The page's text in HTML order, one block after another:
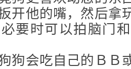
开他的嘴，然后拿
要时可以拍脑门
狗会吃自己的ＢＢ